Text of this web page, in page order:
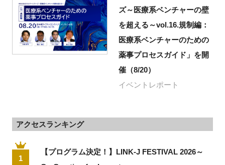
ズ～医療系ベンチャーの壁
を超える～vol.16.規制編：
医療系ベンチャーのための
薬事プロセスガイド」を開
催（8/20）
イベントレポート
アクセスランキング
1
【プログラム決定！】LINK-J FESTIVAL 2026～